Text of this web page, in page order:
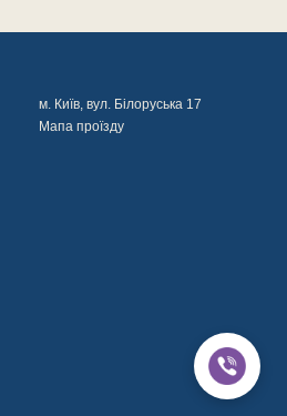
м. Київ, вул. Білоруська 17
Мапа проїзду